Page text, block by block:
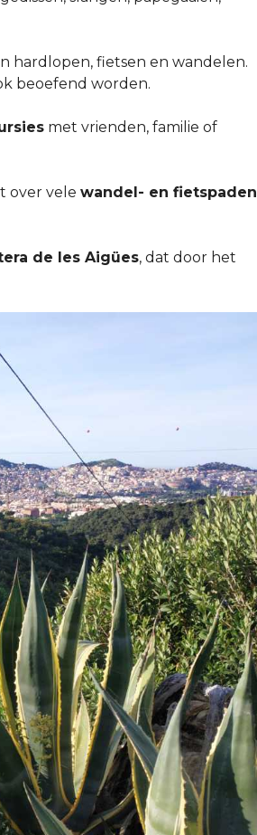
hardlopen, fietsen en wandelen.
beoefend worden.
met vrienden, familie of
over vele wandel- en fietspaden
de les Aigües, dat door het